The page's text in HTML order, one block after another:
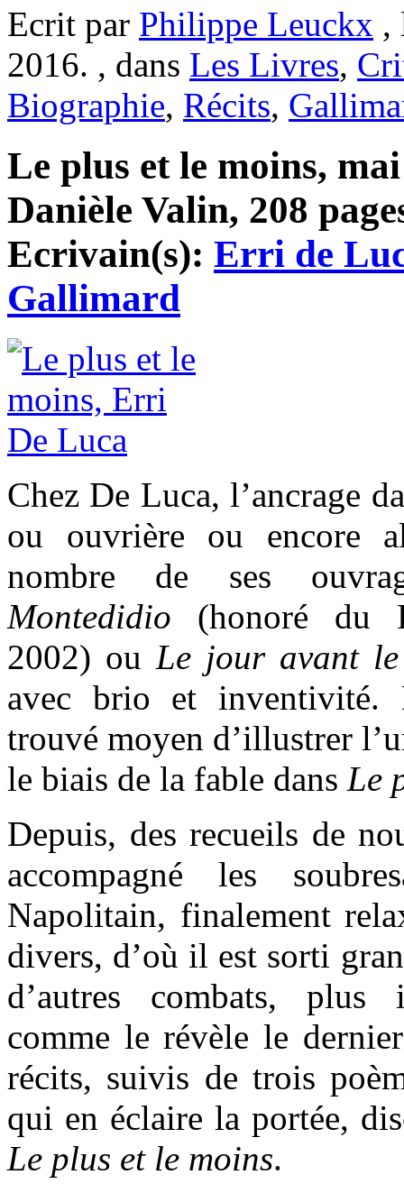
Ecrit par Philippe Leuckx ,
2016. , dans Les Livres,
Biographie, Récits,
Le plus et le moins,
Danièle Valin, 208
Ecrivain(s): Erri de
Gallimard
Chez De Luca, l’ancrage
ou ouvrière ou encore
nombre de ses
Montedidio (honoré du
2002) ou Le jour avant
avec brio et inventivité.
trouvé moyen d’illustrer
le biais de la fable dans Le
Depuis, des recueils de
accompagné les
Napolitain, finalement
divers, d’où il est sorti
d’autres combats, plus
comme le révèle le
récits, suivis de trois
qui en éclaire la portée,
Le plus et le moins.